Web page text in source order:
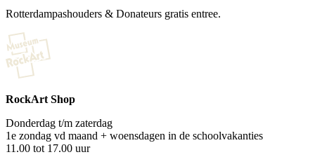
Rotterdampashouders & Donateurs gratis entree.
RockArt Shop
Donderdag t/m zaterdag
1e zondag vd maand + woensdagen in de schoolvakanties
11.00 tot 17.00 uur